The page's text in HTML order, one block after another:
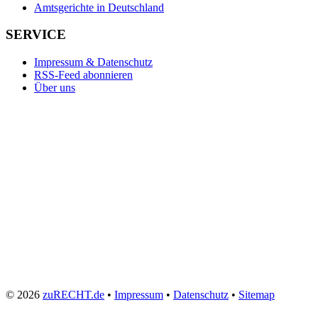
Amtsgerichte in Deutschland
SERVICE
Impressum & Datenschutz
RSS-Feed abonnieren
Über uns
© 2026 zuRECHT.de • Impressum • Datenschutz • Sitemap